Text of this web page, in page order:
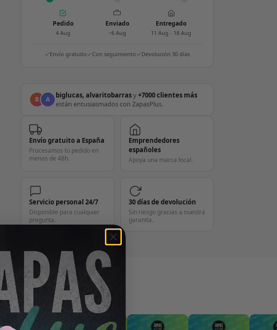
Pedido
4 Aug
Enviado
~6 Aug
Entregado
11 Aug - 18 Aug
Envío gratuito Con seguimiento Devolución 30 días
B A biglucas, alvaritobarrasy+7000 clientes más
están entusiasmados con ZapasPlus.
Envío gratuito a España
Procesamos tu pedido en
menos de 48h.
Emprendedores
españoles
Apoya una marca local.
Servicio personal 24/7
Disponible para cualquier
pregunta.
30 días de devolución
Sin riesgo gracias a nuestra
garantía.